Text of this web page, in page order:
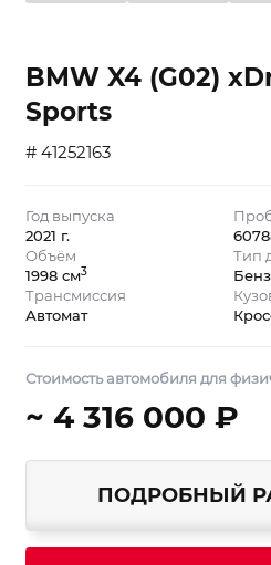
BMW X4 (G02)
Sports
# 41252163
Год выпуска
2021 г.
Объём
1998 см3
Тип
Трансмиссия
Автомат
Стоимость автомобиля для
~ 4 316 000 ₽
ПОДРОБНЫЙ